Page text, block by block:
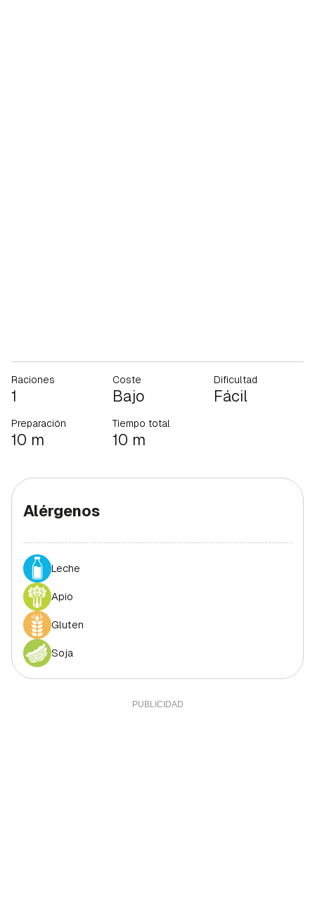
Raciones
1
Coste
Bajo
Dificultad
Fácil
Preparación
10 m
Tiempo total
10 m
Alérgenos
Leche
Apio
Gluten
Soja